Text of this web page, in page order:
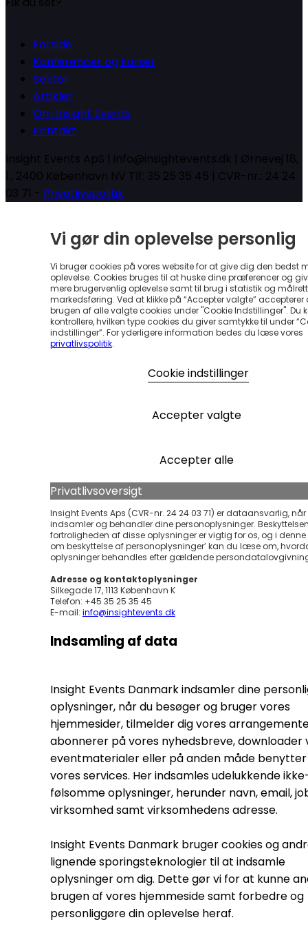
Forside
Konferencer og kurser
Sektor
Artikler
Om Insight Events
Kontakt
Insight Events ApS | info@insightevents.dk | Ørnevej 18,
1., 2400 København NV Tlf: 35 25 35 45 | CVR-nr.: 24 24
03 71 - Privatlivspolitik
Vi gør din oplevelse personlig
Vi bruger cookies på vores website for at give dig den bedst
oplevelse. Cookies bruges til at huske dine præferencer og
mere brugervenlig oplevelse samt til brug i statistik og
markedsføring. Ved at klikke på “Accepter valgte” accepterer
brugen af alle valgte cookies under "Cookie Indstillinger". Du
kontrollere, hvilken type cookies du giver samtykke til under
indstillinger”. For yderligere information bedes du læse vores
privatlivspolitik.
Cookie indstillinger
Accepter valgte
Accepter alle
Privatlivsoversigt
Insight Events Aps (CVR-nr. 24 24 03 71) er dataansvarlig, når
indsamler og behandler dine personoplysninger.
fortroligheden af disse oplysninger er vigtig for os, og i denne
om beskyttelse af personoplysninger’ kan du læse om,
oplysninger behandles efter gældende
Adresse og kontaktoplysninger
Silkegade 17, 1113 København K
Telefon: +45 35 25 35 45
E-mail: info@insightevents.dk
Indsamling af data
Insight Events Danmark indsamler dine
oplysninger, når du besøger og bruger vores
hjemmesider, tilmelder dig vores
abonnerer på vores nyhedsbreve, downloader
eventmaterialer eller på anden måde benytter
vores services. Her indsamles udelukkende
følsomme oplysninger, herunder navn, email,
virksomhed samt virksomhedens adresse.
Insight Events Danmark bruger cookies og
lignende sporingsteknologier til at indsamle
oplysninger om dig. Dette gør vi for at kunne
brugen af vores hjemmeside samt forbedre og
personliggøre din oplevelse heraf.